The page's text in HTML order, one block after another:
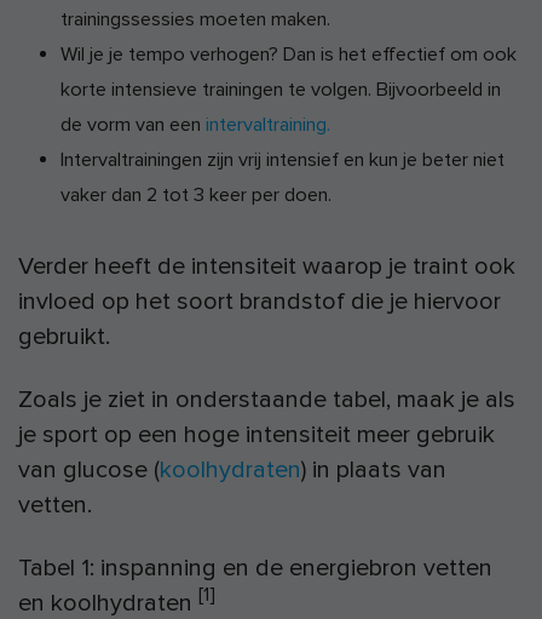
trainingssessies moeten maken.
Wil je je tempo verhogen? Dan is het effectief om ook
korte intensieve trainingen te volgen. Bijvoorbeeld in
de vorm van een intervaltraining.
Intervaltrainingen zijn vrij intensief en kun je beter niet
vaker dan 2 tot 3 keer per doen.
Verder heeft de intensiteit waarop je traint ook
invloed op het soort brandstof die je hiervoor
gebruikt.
Zoals je ziet in onderstaande tabel, maak je als
je sport op een hoge intensiteit meer gebruik
van glucose (koolhydraten) in plaats van
vetten.
Tabel 1: inspanning en de energiebron vetten
en koolhydraten [1]